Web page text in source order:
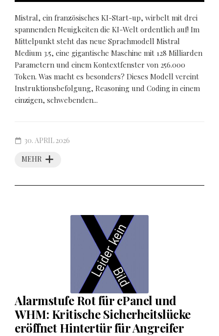
Mistral, ein französisches KI-Start-up, wirbelt mit drei
spannenden Neuigkeiten die KI-Welt ordentlich auf! Im
Mittelpunkt steht das neue Sprachmodell Mistral
Medium 3.5, eine gigantische Maschine mit 128 Milliarden
Parametern und einem Kontextfenster von 256.000
Token. Was macht es besonders? Dieses Modell vereint
Instruktionsbefolgung, Reasoning und Coding in einem
einzigen, schwebenden...
MEHR
30. APRIL 2026
Alarmstufe Rot für cPanel und
WHM: Kritische Sicherheitslücke
eröffnet Hintertür für Angreifer